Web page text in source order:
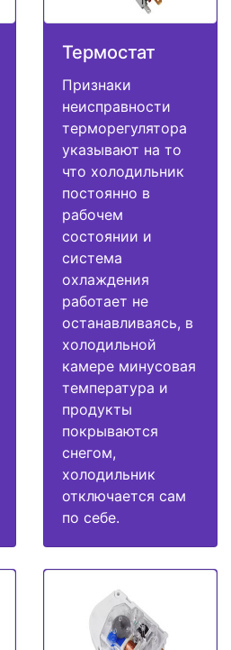
Термостат
Признаки
неисправности
терморегулятора
указывают на то
что холодильник
постоянно в
рабочем
состоянии и
система
охлаждения
работает не
останавливаясь, в
холодильной
камере минусовая
температура и
продукты
покрываются
снегом,
холодильник
отключается сам
по себе.